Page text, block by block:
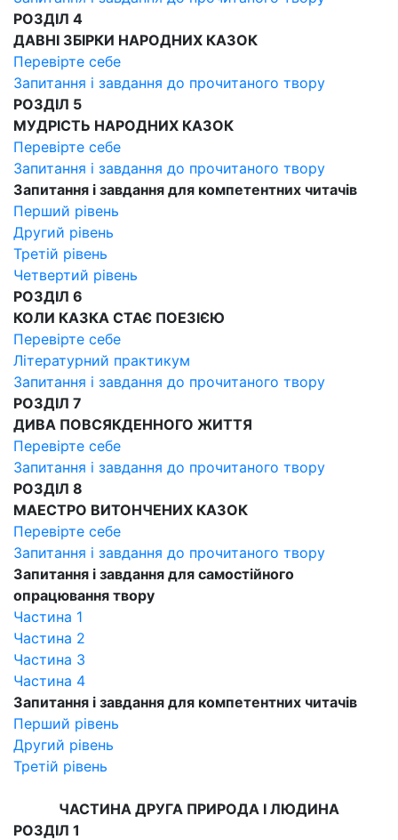
РОЗДІЛ 4
ДАВНІ ЗБІРКИ НАРОДНИХ КАЗОК
Перевірте себе
Запитання і завдання до прочитаного твору
РОЗДІЛ 5
МУДРІСТЬ НАРОДНИХ КАЗОК
Перевірте себе
Запитання і завдання до прочитаного твору
Запитання і завдання для компетентних читачів
Перший рівень
Другий рівень
Третій рівень
Четвертий рівень
РОЗДІЛ 6
КОЛИ КАЗКА СТАЄ ПОЕЗІЄЮ
Перевірте себе
Літературний практикум
Запитання і завдання до прочитаного твору
РОЗДІЛ 7
ДИВА ПОВСЯКДЕННОГО ЖИТТЯ
Перевірте себе
Запитання і завдання до прочитаного твору
РОЗДІЛ 8
МАЕСТРО ВИТОНЧЕНИХ КАЗОК
Перевірте себе
Запитання і завдання до прочитаного твору
Запитання і завдання для самостійного
опрацювання твору
Частина 1
Частина 2
Частина 3
Частина 4
Запитання і завдання для компетентних читачів
Перший рівень
Другий рівень
Третій рівень
ЧАСТИНА ДРУГА ПРИРОДА І ЛЮДИНА
РОЗДІЛ 1